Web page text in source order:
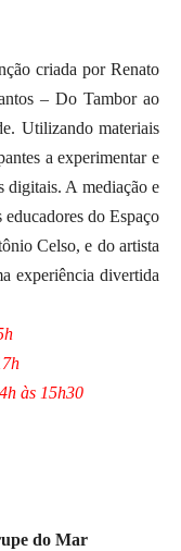
criada por Renato
– Do Tambor ao
Utilizando materiais
a experimentar e
digitais. A mediação e
do Espaço
Celso, e do artista
experiência divertida
às 15h30
do Mar